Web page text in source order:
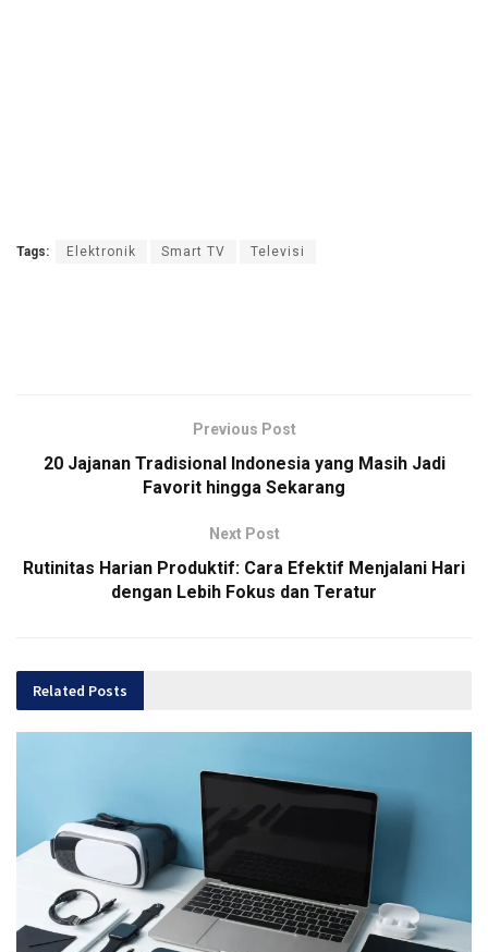
Tags: Elektronik Smart TV Televisi
Previous Post
20 Jajanan Tradisional Indonesia yang Masih Jadi
Favorit hingga Sekarang
Next Post
Rutinitas Harian Produktif: Cara Efektif Menjalani Hari
dengan Lebih Fokus dan Teratur
Related Posts